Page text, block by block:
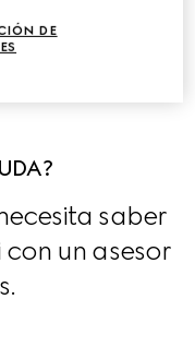
saber
un asesor
DE